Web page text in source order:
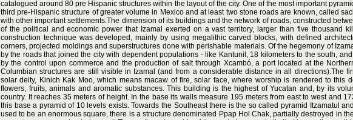
catalogued around 80 pre Hispanic structures within the layout of the city. One of the most important
third pre-Hispanic structure of greater volume in Mexico and at least two stone roads are known, called
with other important settlements.The dimension of its buildings and the network of roads, constructed
of the political and economic power that Izamal exerted on a vast territory, larger than five thousand
construction technique was developed, mainly by using megalithic carved blocks, with defined
corners, projected moldings and superstructures done with perishable materials. Of the hegemony of
by the roads that joined the city with dependent populations - like Kantunil, 18 kilometers to the south,
by the control upon commerce and the production of salt through Xcambó, a port located at the
Columbian structures are still visible in Izamal (and from a considerable distance in all directions).The
solar deity, Kinich Kak Moo, which means macaw of fire, solar face, where worship is rendered to this
flowers, fruits, animals and aromatic substances. This building is the highest of Yucatan and, by its
country. It reaches 35 meters of height. In the base its walls measure 195 meters from east to west and
this base a pyramid of 10 levels exists. Towards the Southeast there is the so called pyramid Itzamatul
used to be an enormous square, there is a structure denominated Ppap Hol Chak, partially destroyed in